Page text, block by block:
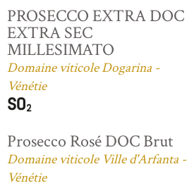
PROSECCO EXTRA DOC
EXTRA SEC
MILLESIMATO
Domaine viticole Dogarina -
Vénétie
Prosecco Rosé DOC Brut
Domaine viticole Ville d'Arfanta -
Vénétie